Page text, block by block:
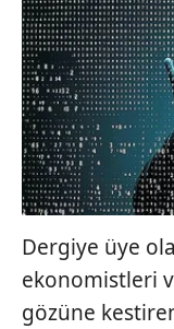
Dergiye üye
ekonomistleri
gözüne